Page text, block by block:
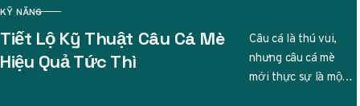
CATEGORY
KỸ NĂNG
Tiết Lộ Kỹ Thuật Câu Cá Mè
Hiệu Quả Tức Thì
Câu cá là thú vui,
nhưng câu cá mè
mới thực sự là một